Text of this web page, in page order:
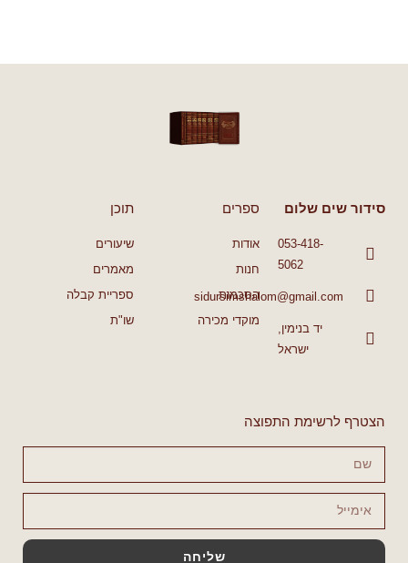
סידור שים שלום
053-418-
5062
sidursimshalom@gmail.com
יד בנימין,
ישראל
ספרים
אודות
חנות
הסכמות
מוקדי מכירה
תוכן
שיעורים
מאמרים
ספריית קבלה
שו"ת
הצטרף לרשימת התפוצה
שליחה